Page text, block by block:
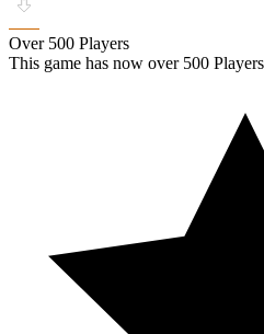
Over 500 Players
This game has now over 500 Players